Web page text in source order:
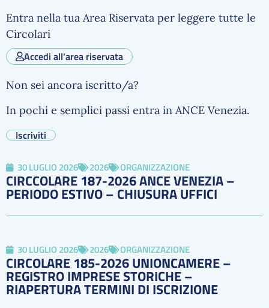
Entra nella tua Area Riservata per leggere tutte le
Circolari
Accedi all'area riservata
Non sei ancora iscritto/a?
In pochi e semplici passi entra in ANCE Venezia.
Iscriviti
30 LUGLIO 2026 2026 ORGANIZZAZIONE
CIRCCOLARE 187-2026 ANCE VENEZIA –
PERIODO ESTIVO – CHIUSURA UFFICI
30 LUGLIO 2026 2026 ORGANIZZAZIONE
CIRCOLARE 185-2026 UNIONCAMERE –
REGISTRO IMPRESE STORICHE –
RIAPERTURA TERMINI DI ISCRIZIONE